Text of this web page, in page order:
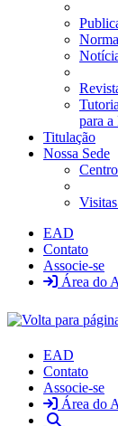
para
Titulação
Nossa Sede
EAD
Contato
Associe-se
Área do
EAD
Contato
Associe-se
Área do